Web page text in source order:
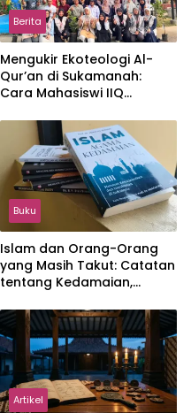
Berita
Mengukir Ekoteologi Al-
Qur’an di Sukamanah:
Cara Mahasiswi IIQ
Jonggol
Buku
Islam dan Orang-Orang
yang Masih Takut: Catatan
tentang Kedamaian,
dalam Pemikiran Masykuri
Abdillah
Artikel